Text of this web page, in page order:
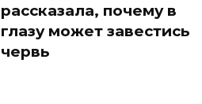
рассказала, почему в
глазу может завестись
червь